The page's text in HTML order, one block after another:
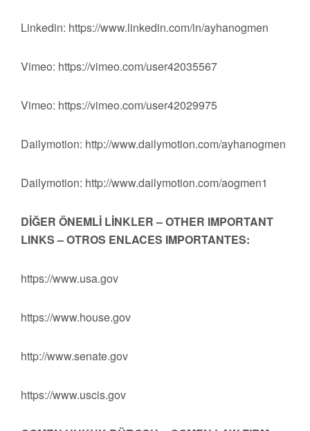
Linkedin: https://www.linkedin.com/in/ayhanogmen
Vimeo: https://vimeo.com/user42035567
Vimeo: https://vimeo.com/user42029975
Dailymotion: http://www.dailymotion.com/ayhanogmen
Dailymotion: http://www.dailymotion.com/aogmen1
DİĞER ÖNEMLİ LİNKLER – OTHER IMPORTANT
LINKS – OTROS ENLACES IMPORTANTES:
https://www.usa.gov
https://www.house.gov
http://www.senate.gov
https://www.uscis.gov